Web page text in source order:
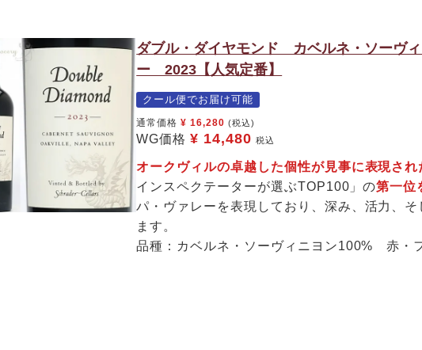
ダブル・ダイヤモンド カベルネ・ソーヴ
ー 2023【人気定番】
クール便でお届け可能
通常価格 ¥ 16,280 (税込)
WG価格 ¥ 14,480 税込
オークヴィルの卓越した個性が見事に表現さ
インスペクテーターが選ぶTOP100」の第一位
パ・ヴァレーを表現しており、深み、活力、
ます。
品種：カベルネ・ソーヴィニヨン100% 赤・